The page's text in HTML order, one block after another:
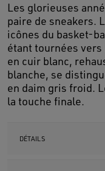
Les glorieuses
paire de sneakers.
icônes du basket-
étant tournées
en cuir blanc,
blanche, se
en daim gris froid.
la touche finale.
DÉTAILS